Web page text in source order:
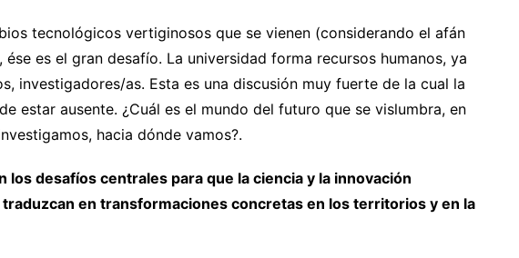
tecnológicos vertiginosos que se vienen (considerando el afán
es el gran desafío. La universidad forma recursos humanos, ya
investigadores/as. Esta es una discusión muy fuerte de la cual la
estar ausente. ¿Cuál es el mundo del futuro que se vislumbra, en
hacia dónde vamos?.
los desafíos centrales para que la ciencia y la innovación
traduzcan en transformaciones concretas en los territorios y en la